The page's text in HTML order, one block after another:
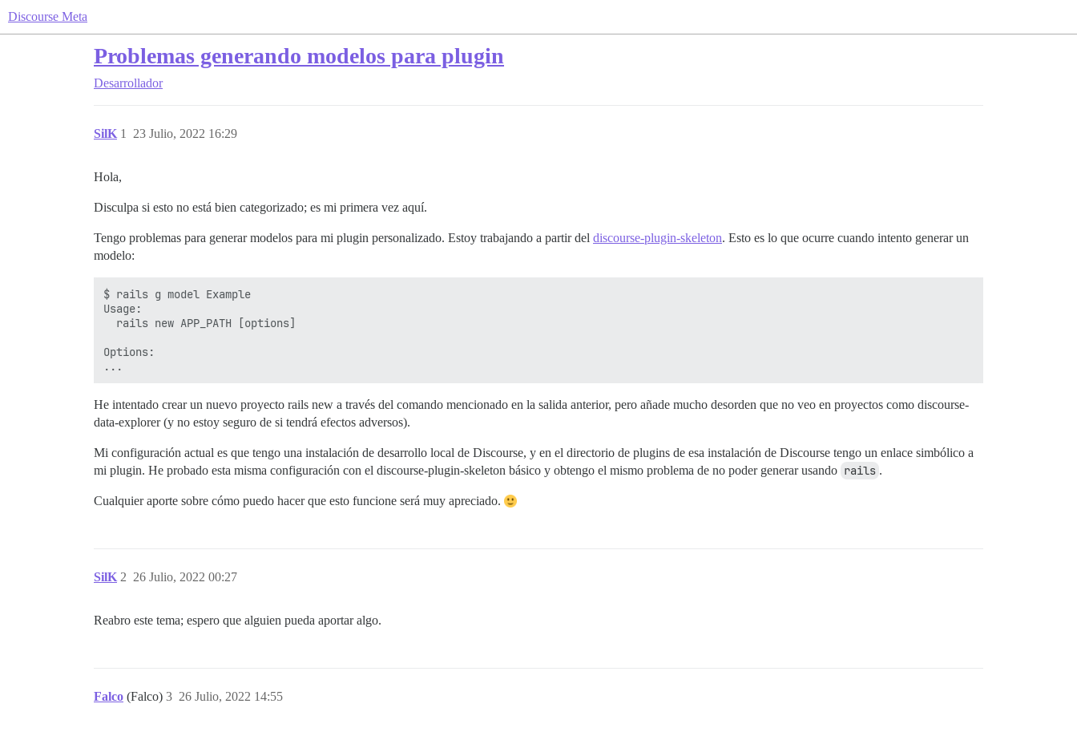
Discourse Meta
Problemas generando modelos para plugin
Desarrollador
SilK 23 Julio, 2022 16:29
1
Hola,
Disculpa si esto no está bien categorizado; es mi primera vez aquí.
Tengo problemas para generar modelos para mi plugin personalizado. Estoy trabajando a partir del discourse-plugin-skeleton. Esto es lo que ocurre cuando intento generar un
modelo:
$ rails g model Example
Usage:
  rails new APP_PATH [options]
Options:
He intentado crear un nuevo proyecto rails new a través del comando mencionado en la salida anterior, pero añade mucho desorden que no veo en proyectos como discourse-
data-explorer (y no estoy seguro de si tendrá efectos adversos).
Mi configuración actual es que tengo una instalación de desarrollo local de Discourse, y en el directorio de plugins de esa instalación de Discourse tengo un enlace simbólico a
mi plugin. He probado esta misma configuración con el discourse-plugin-skeleton básico y obtengo el mismo problema de no poder generar usando rails .
Cualquier aporte sobre cómo puedo hacer que esto funcione será muy apreciado.
SilK 26 Julio, 2022 00:27
2
Reabro este tema; espero que alguien pueda aportar algo.
Falco (Falco) 26 Julio, 2022 14:55
3